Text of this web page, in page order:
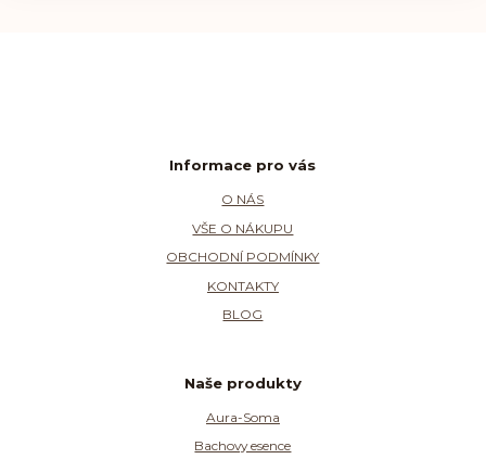
Informace pro vás
O NÁS
VŠE O NÁKUPU
OBCHODNÍ PODMÍNKY
KONTAKTY
BLOG
Naše produkty
Aura-Soma
Bachovy esence